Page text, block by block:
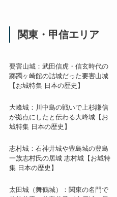
関東・甲信エリア
要害山城：武田信虎・信玄時代の
躑躅ヶ崎館の詰城だった要害山城
【お城特集 日本の歴史】
大峰城：川中島の戦いで上杉謙信
が拠点にしたと伝わる大峰城【お
城特集 日本の歴史】
志村城：石神井城や豊島城の豊島
一族志村氏の居城 志村城【お城特
集 日本の歴史】
太田城（舞鶴城）：関東の名門で